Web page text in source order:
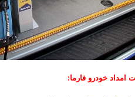
امداد خودرو فارما: